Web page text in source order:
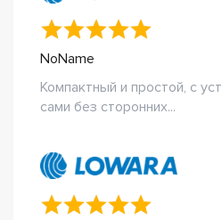
NoName
Компактный и простой, с
сами без сторонних...